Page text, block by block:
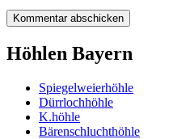
Höhlen Bayern
Spiegelweierhöhle
Dürrlochhöhle
K.höhle
Bärenschluchthöhle